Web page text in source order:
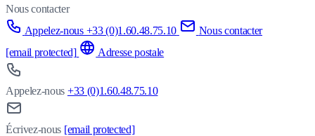
Nous contacter
Appelez-nous +33 (0)1.60.48.75.10
Nous contacter
[email protected]
Adresse postale
Appelez-nous +33 (0)1.60.48.75.10
Écrivez-nous [email protected]